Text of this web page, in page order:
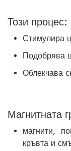
Този процес:
Стимулира
Подобрява
Облекчава
Магнитната
магнити,
кръвта и